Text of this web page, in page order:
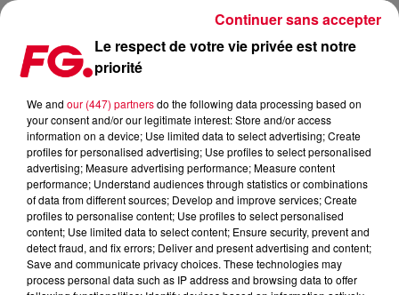
CINÉMA : LES SORTIES DU MERCREDI 20 MARS 2019
Publié : 20 mars 2019 à 7h08 par Antony Harari
Le respect de votre vie privée est notre
priorité
We and our (447) partnersdo the following data processing based on
your consent and/or our legitimate interest: Store and/or access
information on a device; Use limited data to select advertising; Create
profiles for personalised advertising; Use profiles to select personalised
advertising; Measure advertising performance; Measure content
performance; Understand audiences through statistics or combinations
of data from different sources; Develop and improve services; Create
profiles to personalise content; Use profiles to select personalised
content; Use limited data to select content; Ensure security, prevent and
detect fraud, and fix errors; Deliver and present advertising and content;
Save and communicate privacy choices. These technologies may
process personal data such as IP address and browsing data to offer
Continuer sans accepter